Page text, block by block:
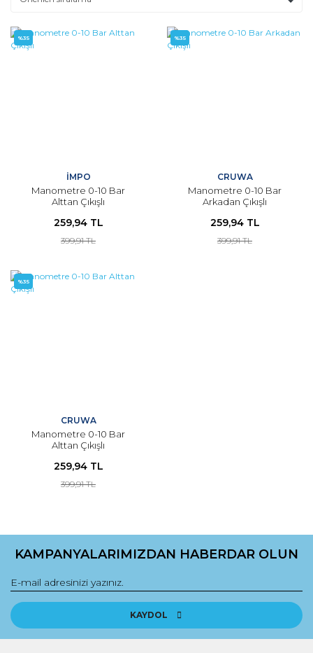
%35
İMPO
Manometre 0-10 Bar
Alttan Çıkışlı
259,94 TL
399,91 TL
%35
CRUWA
Manometre 0-10 Bar
Arkadan Çıkışlı
259,94 TL
399,91 TL
%35
CRUWA
Manometre 0-10 Bar
Alttan Çıkışlı
259,94 TL
399,91 TL
KAMPANYALARIMIZDAN HABERDAR OLUN
KAYDOL